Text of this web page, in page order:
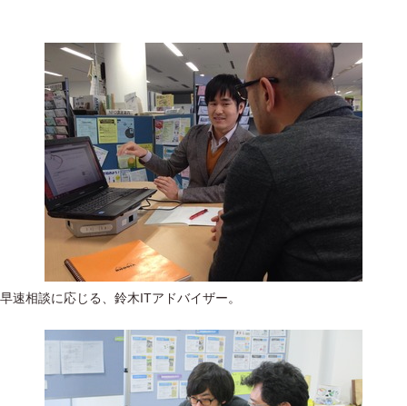
早速相談に応じる、鈴木ITアドバイザー。